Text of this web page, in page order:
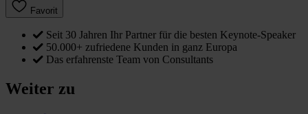
Favorit
Seit 30 Jahren Ihr Partner für die besten Keynote-Speaker
50.000+ zufriedene Kunden in ganz Europa
Das erfahrenste Team von Consultants
Weiter zu